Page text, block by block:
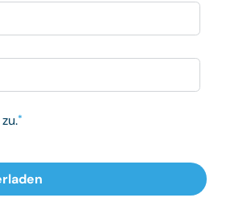
zu.*